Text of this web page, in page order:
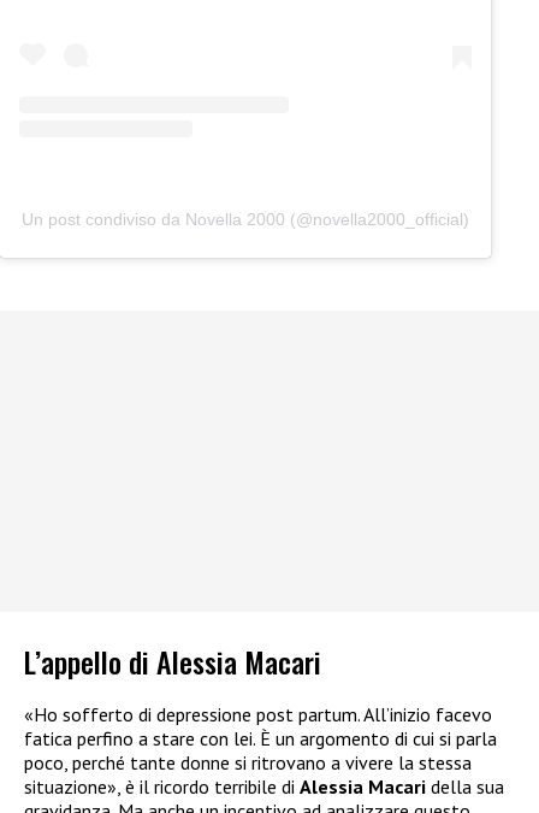
Un post condiviso da Novella 2000 (@novella2000_official)
L’appello di Alessia Macari
«Ho sofferto di depressione post partum. All’inizio facevo
fatica perfino a stare con lei. È un argomento di cui si parla
poco, perché tante donne si ritrovano a vivere la stessa
situazione», è il ricordo terribile di Alessia Macari della sua